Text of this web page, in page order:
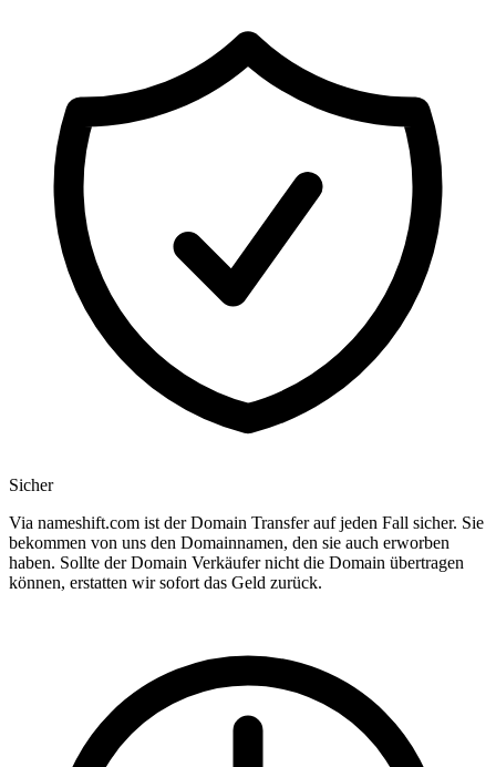
Sicher
Via nameshift.com ist der Domain Transfer auf jeden Fall sicher. Sie
bekommen von uns den Domainnamen, den sie auch erworben
haben. Sollte der Domain Verkäufer nicht die Domain übertragen
können, erstatten wir sofort das Geld zurück.